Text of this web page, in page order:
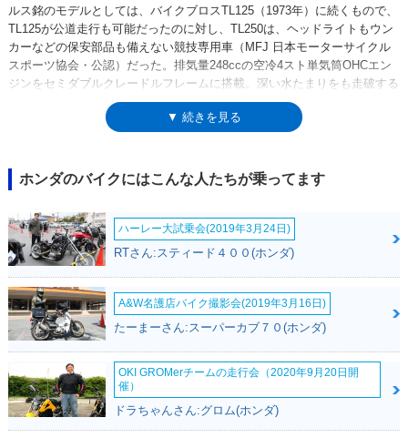
ルス銘のモデルとしては、バイクブロスTL125（1973年）に続くもので、
TL125が公道走行も可能だったのに対し、TL250は、ヘッドライトもウン
カーなどの保安部品も備えない競技専用車（MFJ 日本モーターサイクル
スポーツ協会・公認）だった。排気量248ccの空冷4スト単気筒OHCエン
ジンをセミダブルクレードルフレームに搭載。深い水たまりをも走破する
ことを考慮して、吸気口は高い位置に設置され、浸水・耐水性が高められ
ていた。ミッションは5段リターン式で、1速から3速までは、クロスレシ
いた。競技専用モデルとして、軽量化も図られ、クランクケースはマグネ
シウム合金、燃料タンクはアルミ製、前後のフェンダーはポリプロピレ
ン。車両重量は、250ccモデルとしては異例の99kgに抑えられていた。
▼ 続きを見る
ホンダのバイクにはこんな人たちが乗ってます
ハーレー大試乗会(2019年3月24日)
RTさん:スティード４００(ホンダ)
A&W名護店バイク撮影会(2019年3月16日)
たーまーさん:スーパーカブ７０(ホンダ)
OKI GROMerチームの走行会（2020年9月20日開
催）
ドラちゃんさん:グロム(ホンダ)